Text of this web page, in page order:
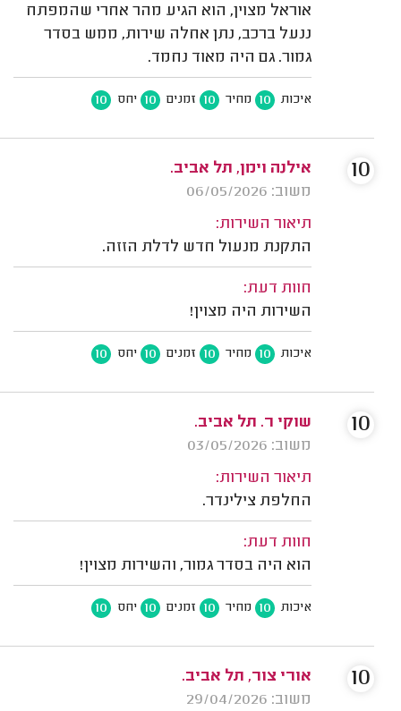
אוראל מצוין, הוא הגיע מהר אחרי שהמפתח
ננעל ברכב, נתן אחלה שירות, ממש בסדר
גמור. גם היה מאוד נחמד.
איכות 10 מחיר 10 זמנים 10 יחס 10
אילנה וימן, תל אביב.
משוב: 06/05/2026
תיאור השירות:
התקנת מנעול חדש לדלת הזזה.
חוות דעת:
השירות היה מצוין!
איכות 10 מחיר 10 זמנים 10 יחס 10
10
שוקי ר. תל אביב.
משוב: 03/05/2026
תיאור השירות:
החלפת צילינדר.
חוות דעת:
הוא היה בסדר גמור, והשירות מצוין!
איכות 10 מחיר 10 זמנים 10 יחס 10
10
אורי צור, תל אביב.
משוב: 29/04/2026
10